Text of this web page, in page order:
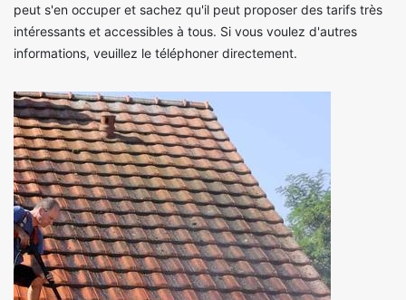
peut s'en occuper et sachez qu'il peut proposer des tarifs très
intéressants et accessibles à tous. Si vous voulez d'autres
informations, veuillez le téléphoner directement.